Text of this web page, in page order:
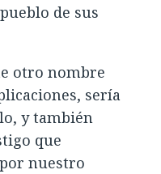
de sus
otro nombre
sería
y también
que
nuestro